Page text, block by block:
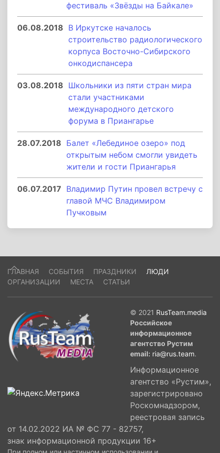
фестиваль «Звёзды на Байкале»
06.08.2018 В Иркутске началось
строительство радиологического
корпуса Восточно-Сибирского
онкодиспансера
03.08.2018 Школьники из пяти стран мира
стали участниками
международного детского
форума в Приангарье
28.07.2018 Балет «Лебединое озеро» под
открытым небом смогли увидеть
жители и гости Приангарья
06.07.2017 Владимир Путин провел встречу с
главой МЧС Владимиром
Пучковым
ГЛАВНАЯ СОБЫТИЯ ПРАЗДНИКИ
ЛЮДИ
ОРГАНИЗАЦИИ
МЕСТА СТАТЬИ
© 2021 RusTeam.media
Российское
информационное
агентство Рустим
email: ria@rus.team.
Информационное
агентство «Рустим»,
зарегистрировано
Роскомнадзором,
реестровая запись
от 14.02.2022 ИА № ФС 77 - 82757,
знак информационной продукции 16+